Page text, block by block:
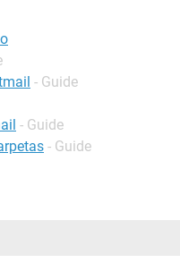
- Guide
- Guide
- Guide